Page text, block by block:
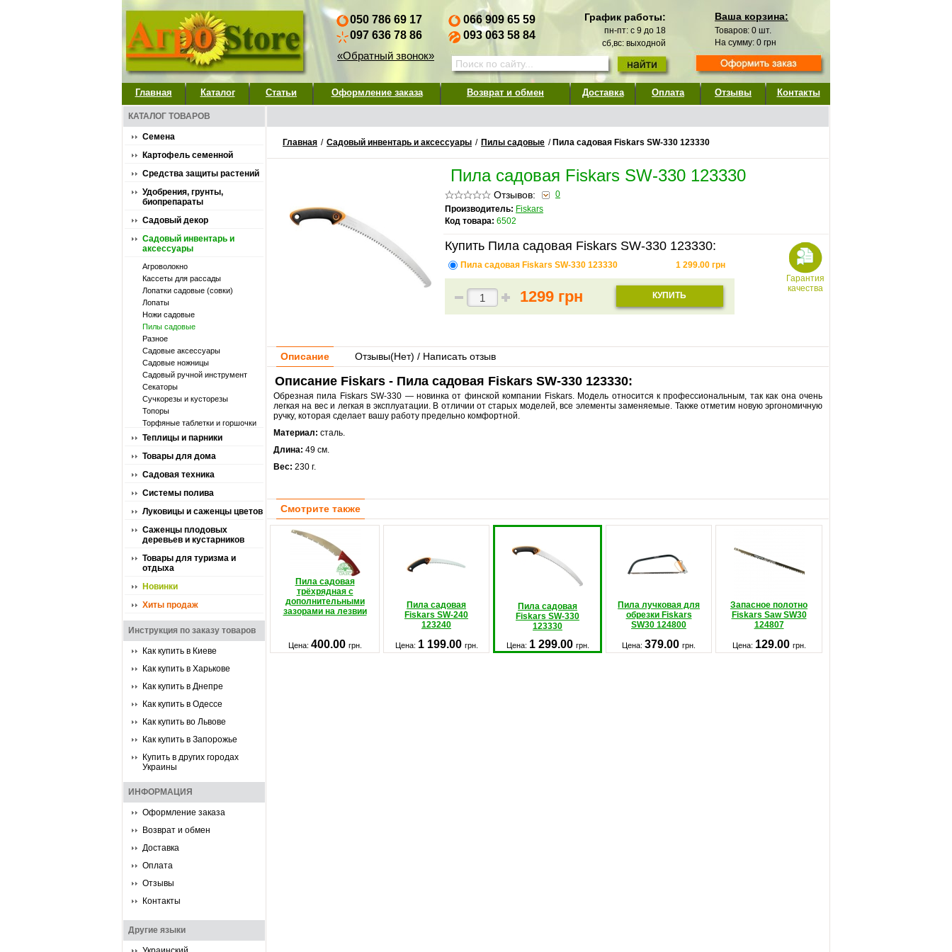
050 786 69 17
097 636 78 86
«Обратный звонок»
066 909 65 59
093 063 58 84
График работы:
пн-пт: с 9 до 18
сб,вс: выходной
Ваша корзина:
Товаров: 0 шт.
На сумму: 0 грн
Главная Каталог Статьи Оформление заказа Возврат и обмен Доставка Оплата Отзывы Контакты
КАТАЛОГ ТОВАРОВ
Семена
Картофель семенной
Средства защиты растений
Удобрения, грунты,
биопрепараты
Садовый декор
Садовый инвентарь и
аксессуары
Агроволокно
Кассеты для рассады
Лопатки садовые (совки)
Лопаты
Ножи садовые
Пилы садовые
Разное
Садовые аксессуары
Садовые ножницы
Садовый ручной инструмент
Секаторы
Сучкорезы и кусторезы
Топоры
Торфяные таблетки и горшочки
Теплицы и парники
Товары для дома
Садовая техника
Системы полива
Луковицы и саженцы цветов
Саженцы плодовых
деревьев и кустарников
Товары для туризма и
отдыха
Новинки
Хиты продаж
Инструкция по заказу товаров
Как купить в Киеве
Как купить в Харькове
Как купить в Днепре
Как купить в Одессе
Как купить во Львове
Как купить в Запорожье
Купить в других городах
Украины
ИНФОРМАЦИЯ
Оформление заказа
Возврат и обмен
Доставка
Оплата
Отзывы
Контакты
Другие языки
Главная / Садовый инвентарь и аксессуары / Пилы садовые / Пила садовая Fiskars SW-330 123330
Пила садовая Fiskars SW-330 123330
Отзывов:
0
Производитель: Fiskars
Код товара: 6502
Купить Пила садовая Fiskars SW-330 123330:
Пила садовая Fiskars SW-330 123330 1 299.00 грн
1299 грн КУПИТЬ
Гарантия
качества
Описание Отзывы(Нет) / Написать отзыв
Описание Fiskars - Пила садовая Fiskars SW-330 123330:
Обрезная пила Fiskars SW-330 — новинка от финской компании Fiskars. Модель относится к профессиональным, так как она очень
легкая на вес и легкая в эксплуатации. В отличии от старых моделей, все элементы заменяемые. Также отметим новую эргономичную
ручку, которая сделает вашу работу предельно комфортной.
Материал: сталь.
Длина: 49 см.
Вес: 230 г.
Смотрите также
Пила садовая
трёхрядная с
дополнительными
зазорами на лезвии
Пила садовая
Fiskars SW-240
123240
Пила садовая
Fiskars SW-330
123330
Пила лучковая для
обрезки Fiskars
SW30 124800
Запасное полотно
Fiskars Saw SW30
124807
Цена: 400.00 грн. Цена: 1 199.00 грн. Цена: 1 299.00 грн. Цена: 379.00 грн. Цена: 129.00 грн.